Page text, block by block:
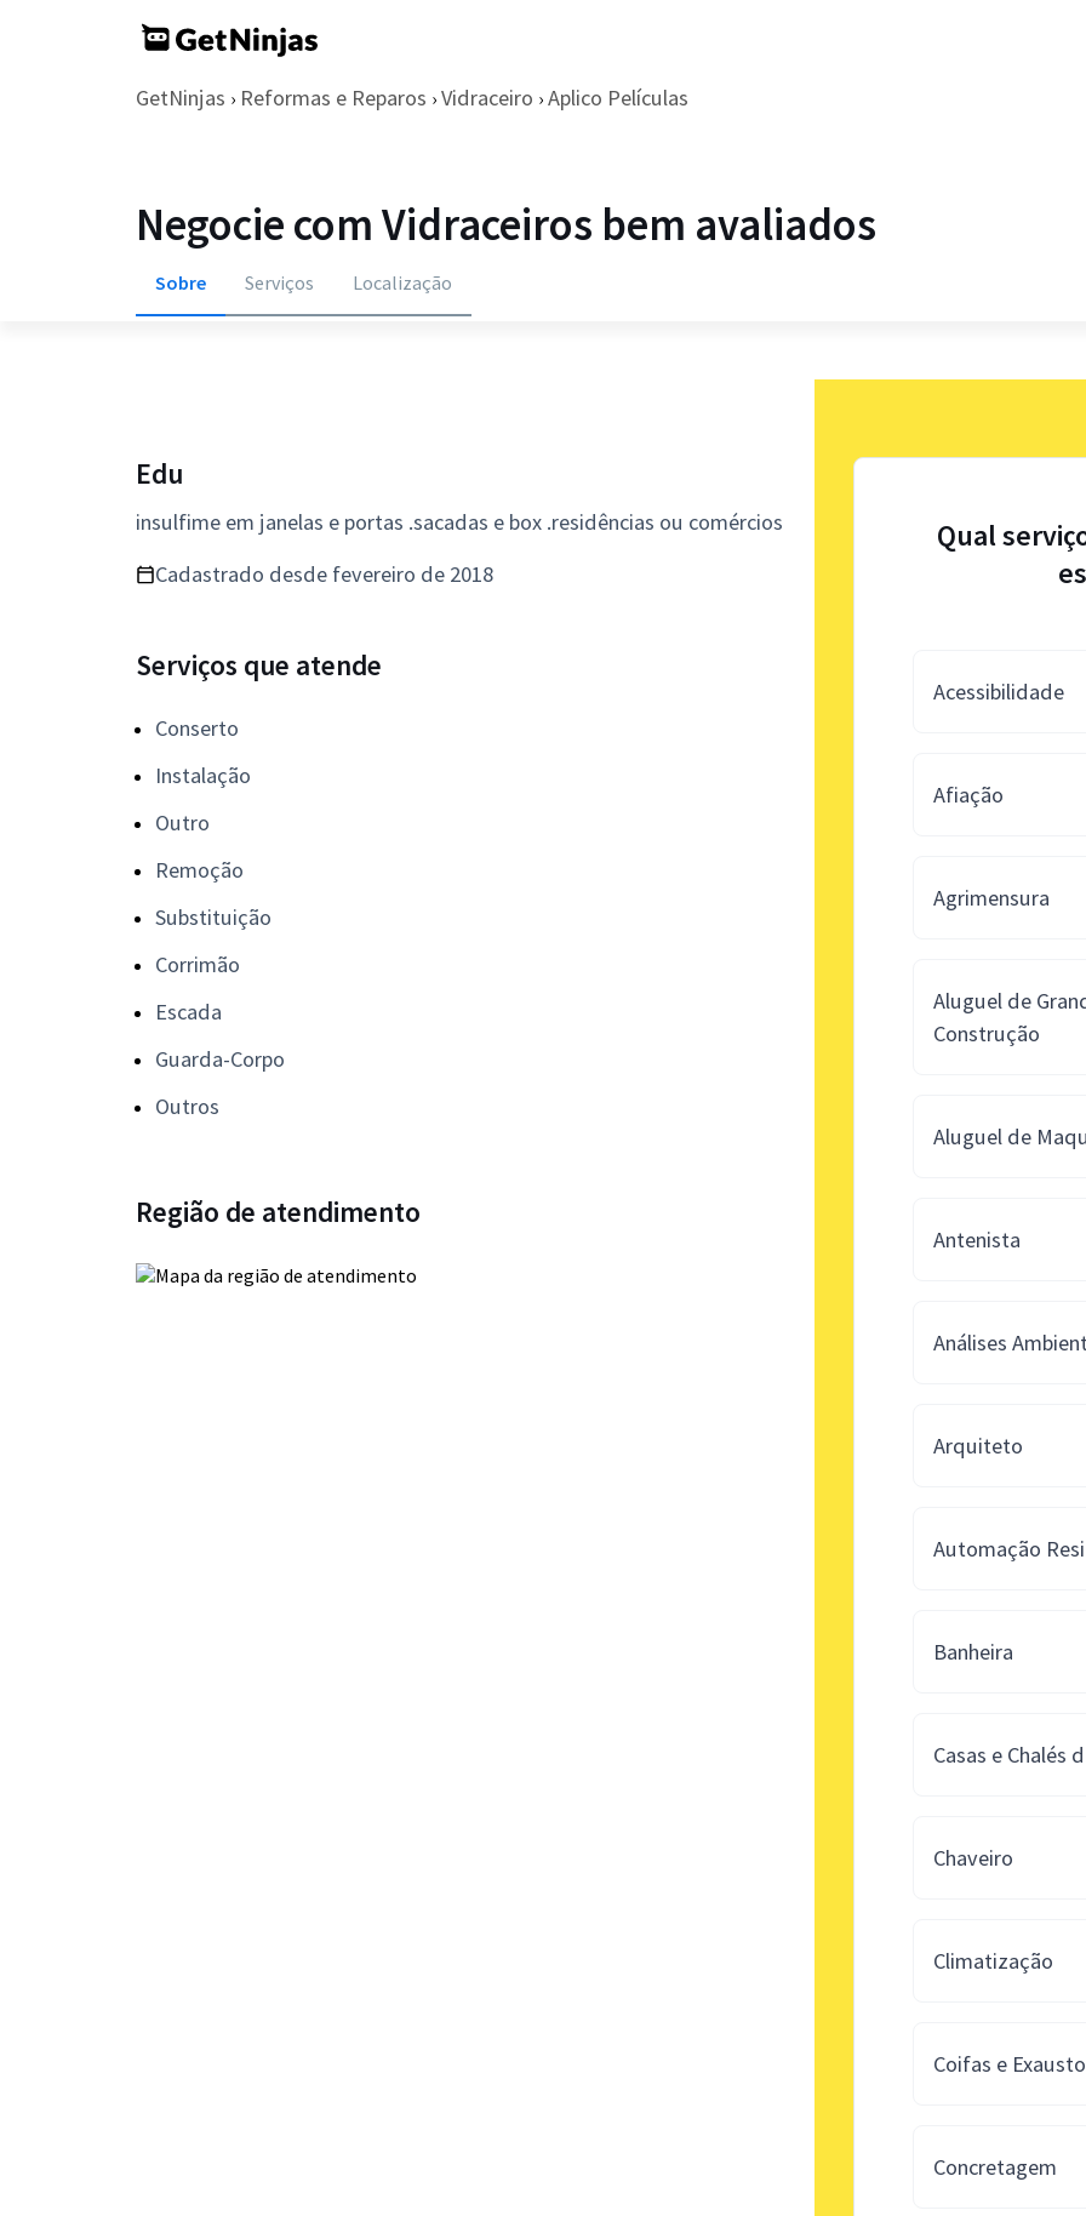
GetNinjas › Reformas e Reparos › Vidraceiro › Aplico Películas
Negocie com Vidraceiros bem avaliados
Sobre Serviços Localização
Edu
insulfime em janelas e portas .sacadas e box .residências ou comércios
Cadastrado desde fevereiro de 2018
Serviços que atende
Conserto
Instalação
Outro
Remoção
Substituição
Corrimão
Escada
Guarda-Corpo
Outros
Região de atendimento
Qual
Acessibilidade
Afiação
Agrimensura
Aluguel de
Construção
Aluguel de
Antenista
Análises
Arquiteto
Automação
Banheira
Casas e Chalés
Chaveiro
Climatização
Coifas e
Concretagem